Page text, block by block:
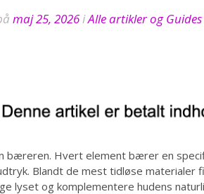
maj 25, 2026iAlle artikler og
bæreren. Hvert element bærer en
Blandt de mest tidløse materialer
lyset og komplementere hudens